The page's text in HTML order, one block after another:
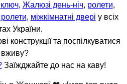
, Жалюзі день-ніч, ролети,
ролети, міжкімнатні двері у всіх
України.
конструкції та поспілкуватися
вживу?
Заїжджайте до нас на каву!